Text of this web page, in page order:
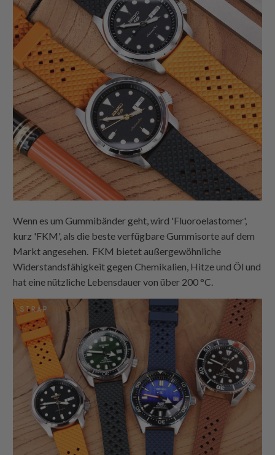
Wenn es um Gummibänder geht, wird 'Fluoroelastomer',
kurz 'FKM', als die beste verfügbare Gummisorte auf dem
Markt angesehen. FKM bietet außergewöhnliche
Widerstandsfähigkeit gegen Chemikalien, Hitze und Öl und
hat eine nützliche Lebensdauer von über 200 °C.